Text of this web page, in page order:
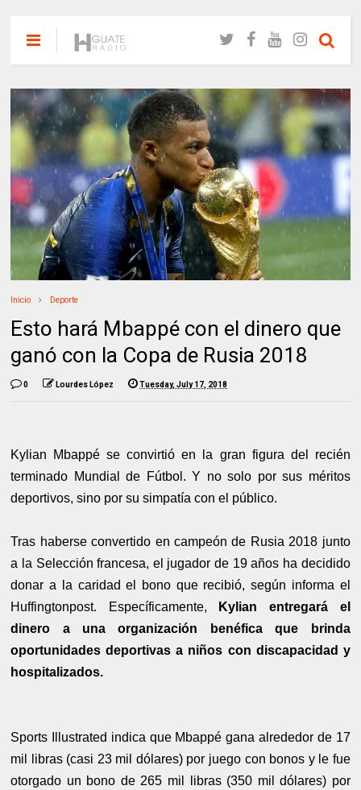
Inicio Deporte
Esto hará Mbappé con el dinero que
ganó con la Copa de Rusia 2018
0 Lourdes López Tuesday, July 17, 2018
Kylian Mbappé se convirtió en la gran figura del recién
terminado Mundial de Fútbol. Y no solo por sus méritos
deportivos, sino por su simpatía con el público.
Tras haberse convertido en campeón de Rusia 2018 junto
a la Selección francesa, el jugador de 19 años ha decidido
donar a la caridad el bono que recibió, según informa el
Huffingtonpost. Específicamente, Kylian entregará el
dinero a una organización benéfica que brinda
oportunidades deportivas a niños con discapacidad y
hospitalizados.
Sports Illustrated indica que Mbappé gana alrededor de 17
mil libras (casi 23 mil dólares) por juego con bonos y le fue
otorgado un bono de 265 mil libras (350 mil dólares) por